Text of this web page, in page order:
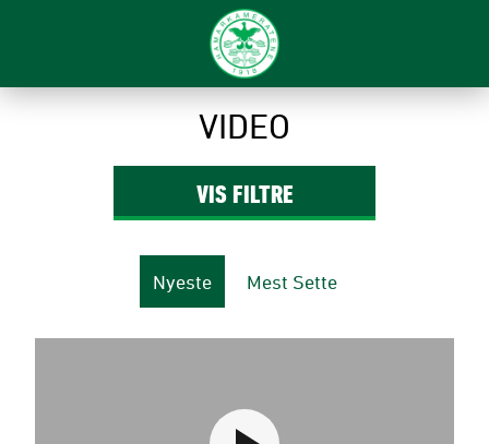
VIDEO
Nyeste Mest Sette
VISFILTRE